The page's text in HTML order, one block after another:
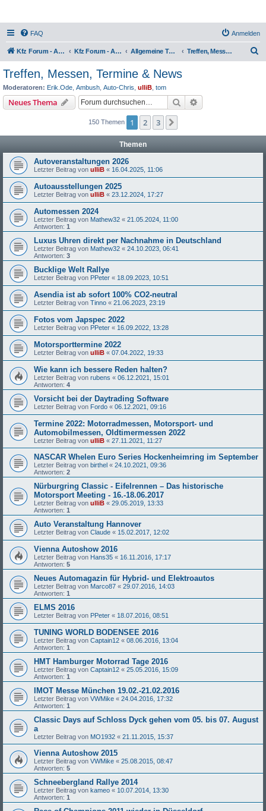
FAQ Anmelden
Kfz Forum - Auto, Motorrad und LKW Kfz Forum - Auto, Motorrad und LKW Allgemeine Themen rund ums Kfz Treffen, Messen, Termine & News
Treffen, Messen, Termine & News
Moderatoren: Erik.Ode Ambush Auto-Chris ulliB tom
Neues Thema Suche
150 Themen 1 2 3
Themen
Autoveranstaltungen 2026
Letzter Beitrag von ulliB « 16.04.2025, 11:06
Autoausstellungen 2025
Letzter Beitrag von ulliB « 23.12.2024, 17:27
Automessen 2024
Letzter Beitrag von Mathew32 « 21.05.2024, 11:00
Antworten: 1
Luxus Uhren direkt per Nachnahme in Deutschland
Letzter Beitrag von Mathew32 « 24.10.2023, 06:41
Antworten: 3
Bucklige Welt Rallye
Letzter Beitrag von PPeter « 18.09.2023, 10:51
Asendia ist ab sofort 100% CO2-neutral
Letzter Beitrag von Tinno « 21.06.2023, 23:19
Fotos vom Japspec 2022
Letzter Beitrag von PPeter « 16.09.2022, 13:28
Motorsporttermine 2022
Letzter Beitrag von ulliB « 07.04.2022, 19:33
Wie kann ich bessere Reden halten?
Letzter Beitrag von rubens « 06.12.2021, 15:01
Antworten: 4
Vorsicht bei der Daytrading Software
Letzter Beitrag von Fordo « 06.12.2021, 09:16
Termine 2022: Motorradmessen, Motorsport- und
Automobilmessen, Oldtimermessen 2022
Letzter Beitrag von ulliB « 27.11.2021, 11:27
NASCAR Whelen Euro Series Hockenheimring im September
Letzter Beitrag von birthel « 24.10.2021, 09:36
Antworten: 2
Nürburgring Classic - Eifelrennen – Das historische
Motorsport Meeting - 16.-18.06.2017
Letzter Beitrag von ulliB « 29.05.2019, 13:33
Antworten: 1
Auto Veranstaltung Hannover
Letzter Beitrag von Claude « 15.02.2017, 12:02
Vienna Autoshow 2016
Letzter Beitrag von Hans35 « 16.11.2016, 17:17
Antworten: 5
Neues Automagazin für Hybrid- und Elektroautos
Letzter Beitrag von Marco87 « 29.07.2016, 14:03
Antworten: 1
ELMS 2016
Letzter Beitrag von PPeter « 18.07.2016, 08:51
TUNING WORLD BODENSEE 2016
Letzter Beitrag von Captain12 « 08.06.2016, 13:04
Antworten: 1
HMT Hamburger Motorrad Tage 2016
Letzter Beitrag von Captain12 « 25.05.2016, 15:09
Antworten: 1
IMOT Messe München 19.02.-21.02.2016
Letzter Beitrag von VWMike « 24.04.2016, 17:32
Antworten: 1
Classic Days auf Schloss Dyck gehen vom 05. bis 07. August
a
Letzter Beitrag von MO1932 « 21.11.2015, 15:37
Vienna Autoshow 2015
Letzter Beitrag von VWMike « 25.08.2015, 08:47
Antworten: 5
Schneebergland Rallye 2014
Letzter Beitrag von kameo « 10.07.2014, 13:30
Antworten: 1